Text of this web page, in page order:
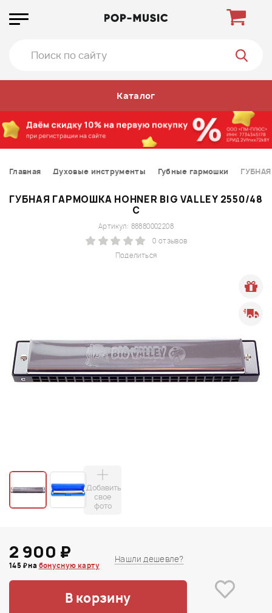
Каталог
Главная Духовые инструменты Губные гармошки ГУБНАЯ
ГУБНАЯ ГАРМОШКА HOHNER BIG VALLEY 2550/48
С
Поделиться
Артикул: 88880002208
0 отзывов
Добавить
свое
фото
2 900 ₽
145 ₽ на бонусную карту
Нашли дешевле?
В корзину